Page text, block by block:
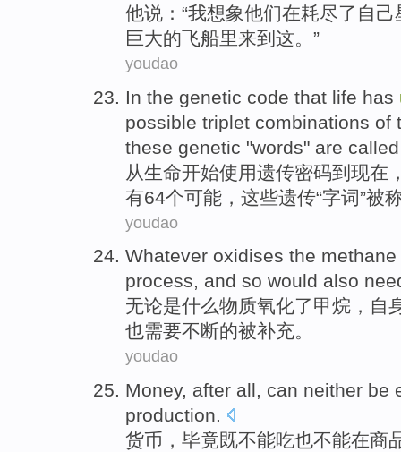
他说 ：“我想象他们在耗尽了 自己
巨大的飞船里来到这。”
youdao
In the genetic code that life has
possible triplet combinations of
these genetic "words" are called
从生命开始使用遗传密码到现在
有64个可能 ， 这些遗传“字词”被
youdao
Whatever oxidises the methane
process, and so would also
无论是什么物质氧化了甲烷 ， 自
也需要不断的被补充。
youdao
Money, after all, can neither be
production.
货币 ， 毕竟既不能吃也不能在商